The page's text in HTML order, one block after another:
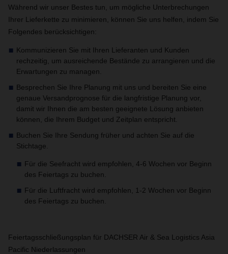
Während wir unser Bestes tun, um mögliche Unterbrechungen
Ihrer Lieferkette zu minimieren, können Sie uns helfen, indem Sie
Folgendes berücksichtigen:
Kommunizieren Sie mit Ihren Lieferanten und Kunden
rechzeitig, um ausreichende Bestände zu arrangieren und die
Erwartungen zu managen.
Besprechen Sie Ihre Planung mit uns und bereiten Sie eine
genaue Versandprognose für die langfristige Planung vor,
damit wir Ihnen die am besten geeignete Lösung anbieten
können, die Ihrem Budget und Zeitplan entspricht.
Buchen Sie Ihre Sendung früher und achten Sie auf die
Stichtage.
Für die Seefracht wird empfohlen, 4-6 Wochen vor Beginn
des Feiertags zu buchen.
Für die Luftfracht wird empfohlen, 1-2 Wochen vor Beginn
des Feiertags zu buchen.
Feiertagsschließungsplan für DACHSER Air & Sea Logistics Asia
Pacific Niederlassungen